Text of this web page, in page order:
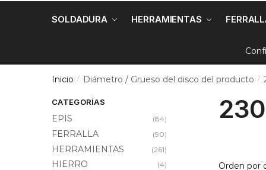
SOLDADURA HERRAMIENTAS
Inicio / Diámetro / Grueso del disco del producto /
CATEGORÍAS
EPIS (84)
FERRALLA (90)
HERRAMIENTAS (261)
HIERRO (4)